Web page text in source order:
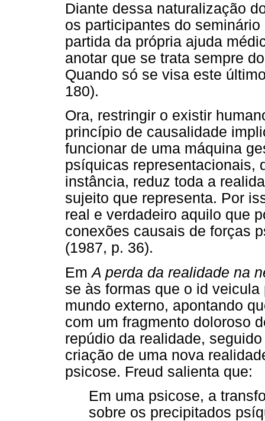
Diante dessa naturalização
os participantes do
partida da própria ajuda
anotar que se trata sempre
Quando só se visa este
180).
Ora, restringir o existir
princípio de causalidade
funcionar de uma máquina
psíquicas representacionais,
instância, reduz toda a
sujeito que representa. Por
real e verdadeiro aquilo que
conexões causais de forças
(1987, p. 36).
EmA perda da realidade na
se às formas que o id
mundo externo, apontando
com um fragmento doloroso
repúdio da realidade,
criação de uma nova
psicose. Freud salienta que:
Em uma psicose, a
sobre os precipitados